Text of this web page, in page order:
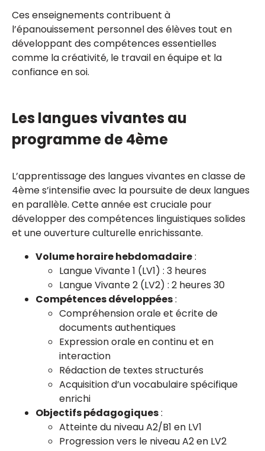
Ces enseignements contribuent à
l’épanouissement personnel des élèves tout en
développant des compétences essentielles
comme la créativité, le travail en équipe et la
confiance en soi.
Les langues vivantes au
programme de 4ème
L’apprentissage des langues vivantes en classe de
4ème s’intensifie avec la poursuite de deux langues
en parallèle. Cette année est cruciale pour
développer des compétences linguistiques solides
et une ouverture culturelle enrichissante.
Volume horaire hebdomadaire:
Langue Vivante 1 (LV1) : 3 heures
Langue Vivante 2 (LV2) : 2 heures 30
Compétences développées:
Compréhension orale et écrite de
documents authentiques
Expression orale en continu et en
interaction
Rédaction de textes structurés
Acquisition d’un vocabulaire spécifique
enrichi
Objectifs pédagogiques:
Atteinte du niveau A2/B1 en LV1
Progression vers le niveau A2 en LV2